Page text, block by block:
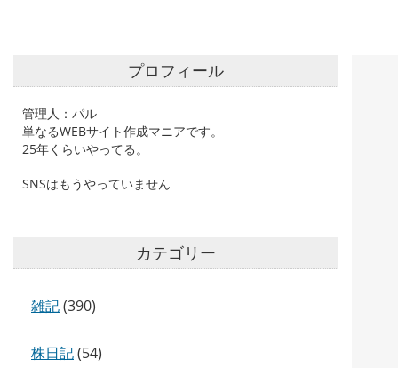
プロフィール
管理人：パル
単なるWEBサイト作成マニアです。
25年くらいやってる。
SNSはもうやっていません
カテゴリー
雑記(390)
株日記(54)